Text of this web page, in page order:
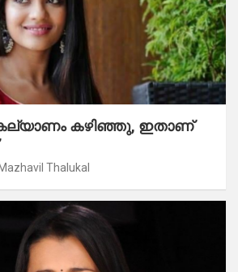
കഴിഞ്ഞു, ഇതാണ്
Mazhavil Thalukal